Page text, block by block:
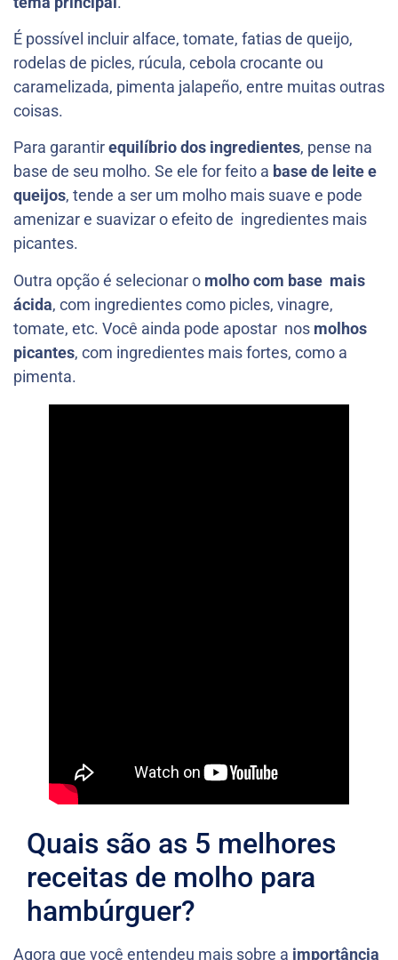
É possível incluir alface, tomate, fatias de queijo,
rodelas de picles, rúcula, cebola crocante ou
caramelizada, pimenta jalapeño, entre muitas outras
coisas.
Para garantirequilíbrio dos ingredientes, pense na
base de seu molho. Se ele for feito a base de leite e
queijos, tende a ser um molho mais suave e pode
amenizar e suavizar o efeito de ingredientes mais
picantes.
Outra opção é selecionar o molho com base mais
ácida, com ingredientes como picles, vinagre,
tomate, etc. Você ainda pode apostar nos molhos
picantes, com ingredientes mais fortes, como a
pimenta.
Quais são as 5 melhores
receitas de molho para
hambúrguer?
Agora que você entendeu mais sobre a importância